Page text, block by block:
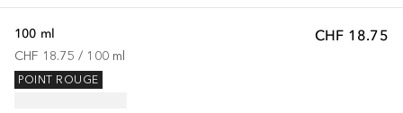
CHF 18.75
100 ml
CHF 18.75 / 100 ml
POINT ROUGE